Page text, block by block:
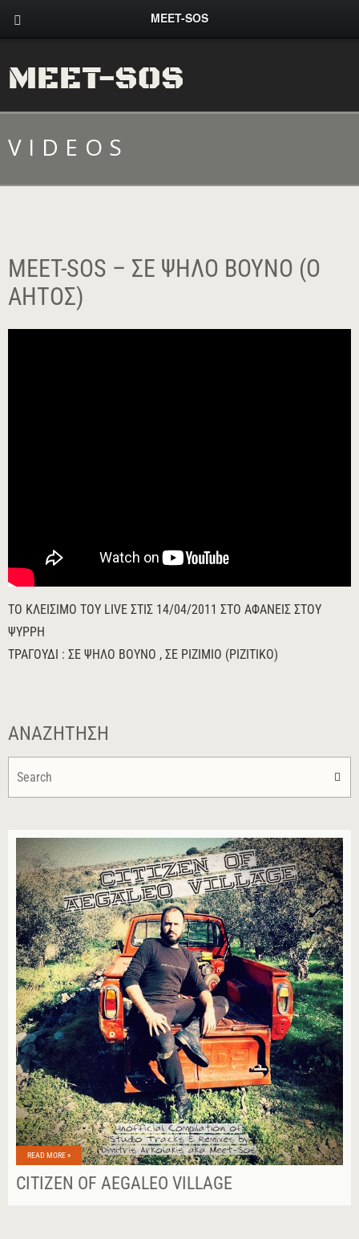
MEET-SOS
MEET-SOS
VIDEOS
MEET-SOS – ΣΕ ΨΗΛΌ ΒΟΥΝΌ (Ο
ΑΗΤΌΣ)
ΤΟ ΚΛΕΙΣΙΜΟ ΤΟΥ LIVE ΣΤΙΣ 14/04/2011 ΣΤΟ ΑΦΑΝΕΙΣ ΣΤΟΥ
ΨΥΡΡΗ
ΤΡΑΓΟΥΔΙ : ΣΕ ΨΗΛΟ ΒΟΥΝΟ , ΣΕ ΡΙΖΙΜΙΟ (ΡΙΖΙΤΙΚΟ)
ΑΝΑΖΉΤΗΣΗ
READ MORE »
CITIZEN OF AEGALEO VILLAGE